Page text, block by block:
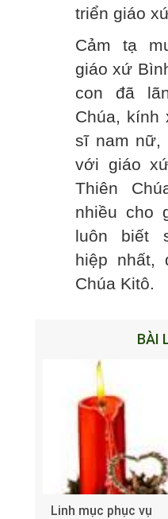
triển giáo
Cảm tạ
giáo xứ
con đã
Chúa, kính
sĩ nam nữ,
với giáo
Thiên
nhiều cho
luôn biết
hiệp nhất,
Chúa Kitô.
BÀI
Linh mục phục vụ